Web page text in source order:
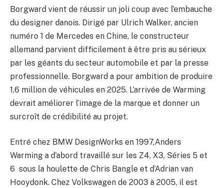
Borgward vient de réussir un joli coup avec l’embauche
du designer danois. Dirigé par Ulrich Walker, ancien
numéro 1 de Mercedes en Chine, le constructeur
allemand parvient difficilement à être pris au sérieux
par les géants du secteur automobile et par la presse
professionnelle. Borgward a pour ambition de produire
1,6 million de véhicules en 2025. L’arrivée de Warming
devrait améliorer l’image de la marque et donner un
surcroît de crédibilité au projet.
Entré chez BMW DesignWorks en 1997,Anders
Warming a d’abord travaillé sur les Z4, X3, Séries 5 et
6 sous la houlette de Chris Bangle et d’Adrian van
Hooydonk. Chez Volkswagen de 2003 à 2005, il est